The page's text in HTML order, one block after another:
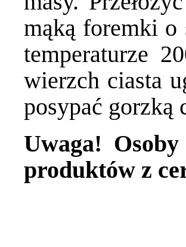
mąką foremki o
temperaturze
wierzch ciasta
posypać gorzką
Uwaga!
produktów z